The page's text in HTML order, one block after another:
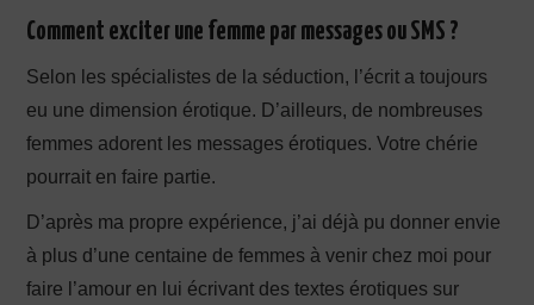
Comment exciter une femme par messages ou SMS ?
Selon les spécialistes de la séduction, l’écrit a toujours
eu une dimension érotique. D’ailleurs, de nombreuses
femmes adorent les messages érotiques. Votre chérie
pourrait en faire partie.
D’après ma propre expérience, j’ai déjà pu donner envie
à plus d’une centaine de femmes à venir chez moi pour
faire l’amour en lui écrivant des textes érotiques sur